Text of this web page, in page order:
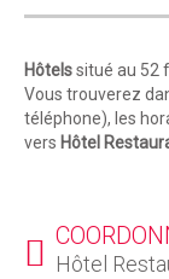
Hôtelssitué au 52
Vous trouverez
téléphone), les
vers Hôtel
Hôtel